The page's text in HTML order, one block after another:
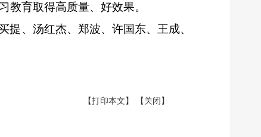
教育取得高质量、好效果。
提、汤红杰、郑波、许国东、王成、
【打印本文】 【关闭】